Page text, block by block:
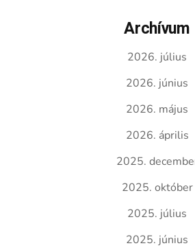
Archívum
2026. július
2026. június
2026. május
2026. április
2025.
2025. október
2025. július
2025. június